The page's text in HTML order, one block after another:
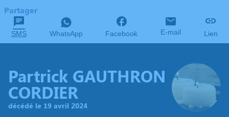
Partager
SMS WhatsApp Facebook E-mail Lien
Partrick GAUTHRON
CORDIER
décédé le 19 avril 2024